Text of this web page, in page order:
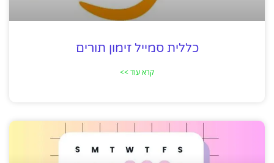
כללית סמייל זימון תורים
קרא עוד >>